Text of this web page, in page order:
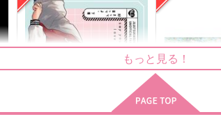
ごじょにゃんとゆじくんまと
五条悟×虎杖悠仁
DAILY
arcana8
629
五条悟×虎杖悠仁
もっと見る！